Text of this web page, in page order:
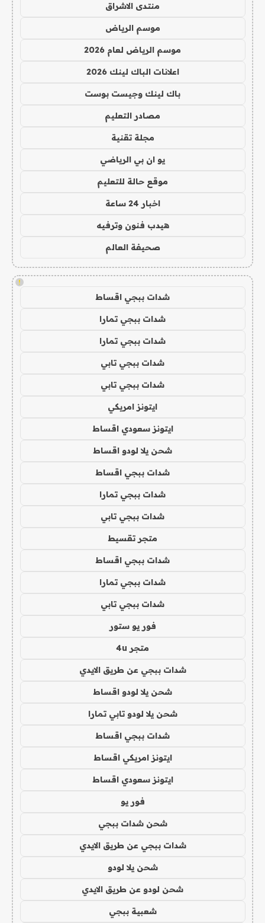
منتدى الاشراق
موسم الرياض
موسم الرياض لعام 2026
اعلانات الباك لينك 2026
باك لينك وجيست بوست
مصادر التعليم
مجلة تقنية
يو ان بي الرياضي
موقع حالة للتعليم
اخبار 24 ساعة
هيدب فنون وترفيه
صحيفة العالم
!
شدات ببجي اقساط
شدات ببجي تمارا
شدات ببجي تمارا
شدات ببجي تابي
شدات ببجي تابي
ايتونز امريكي
ايتونز سعودي اقساط
شحن يلا لودو اقساط
شدات ببجي اقساط
شدات ببجي تمارا
شدات ببجي تابي
متجر تقسيط
شدات ببجي اقساط
شدات ببجي تمارا
شدات ببجي تابي
فور يو ستور
متجر 4u
شدات ببجي عن طريق الايدي
شحن يلا لودو اقساط
شحن يلا لودو تابي تمارا
شدات ببجي اقساط
ايتونز امريكي اقساط
ايتونز سعودي اقساط
فور يو
شحن شدات ببجي
شدات ببجي عن طريق الايدي
شحن يلا لودو
شحن لودو عن طريق الايدي
شعبية ببجي